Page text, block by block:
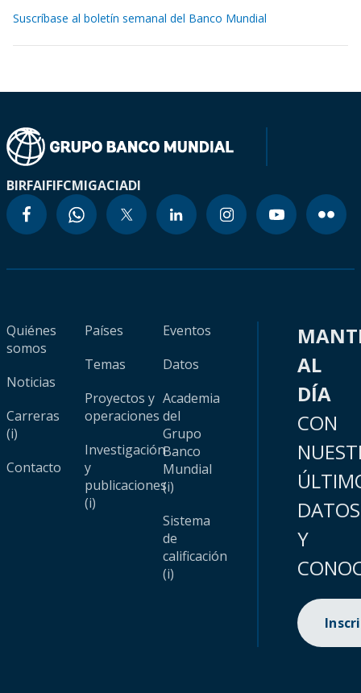
Suscríbase al boletín semanal del Banco Mundial
BIRFAIFIFCMIGACIADI
Quiénes
somos
Noticias
Carreras
(i)
Contacto
Países
Temas
Proyectos y
operaciones
Investigación
y
publicaciones
(i)
Eventos
Datos
Academia
del
Grupo
Banco
Mundial
(i)
Sistema
de
calificación
(i)
AL
DÍA
CON
DATOS
Y